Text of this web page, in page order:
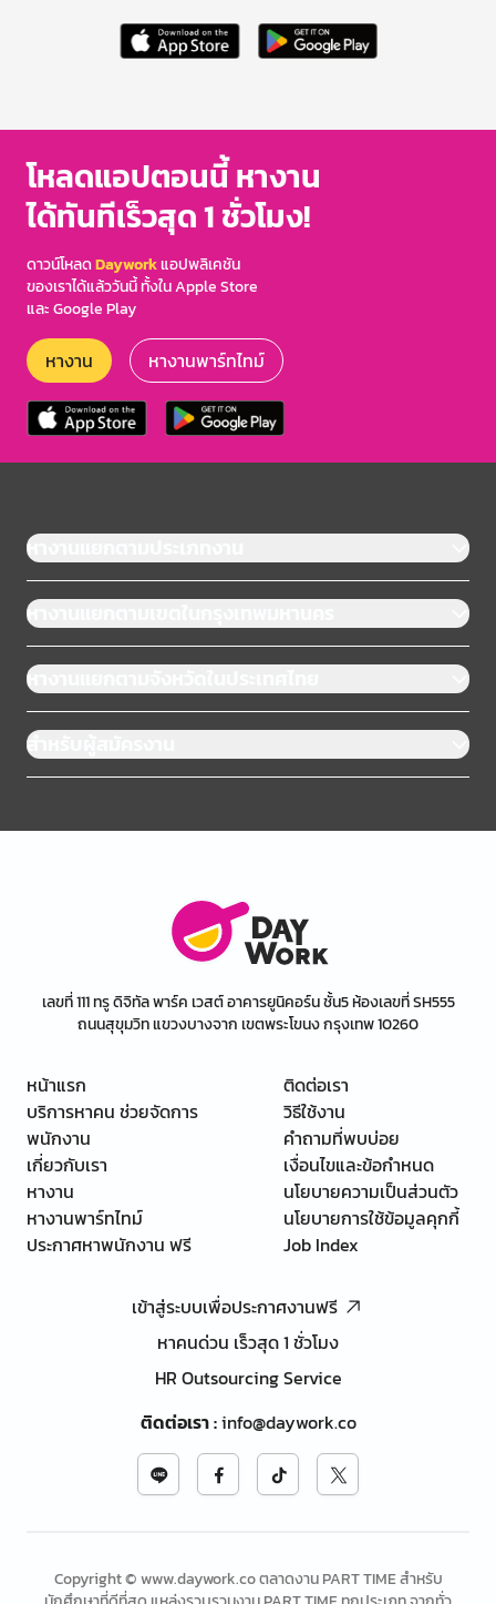
โหลดแอปตอนนี้ หางาน
ได้ทันทีเร็วสุด 1 ชั่วโมง!
ดาวน์โหลดDayworkแอปพลิเคชัน
ของเราได้แล้ววันนี้ ทั้งใน Apple Store
และ Google Play
หางาน หางานพาร์ทไทม์
หางานแยกตามประเภทงาน
หางานแยกตามเขตในกรุงเทพมหานคร
หางานแยกตามจังหวัดในประเทศไทย
สำหรับผู้สมัครงาน
เลขที่ 111 ทรู ดิจิทัล พาร์ค เวสต์ อาคารยูนิคอร์น ชั้น5 ห้องเลขที่ SH555
ถนนสุขุมวิท แขวงบางจาก เขตพระโขนง กรุงเทพ 10260
หน้าแรก
บริการหาคน ช่วยจัดการ
พนักงาน
เกี่ยวกับเรา
หางาน
หางานพาร์ทไทม์
ประกาศหาพนักงาน ฟรี
ติดต่อเรา
วิธีใช้งาน
คำถามที่พบบ่อย
เงื่อนไขและข้อกำหนด
นโยบายความเป็นส่วนตัว
นโยบายการใช้ข้อมูลคุกกี้
Job Index
เข้าสู่ระบบเพื่อประกาศงานฟรี
หาคนด่วน เร็วสุด 1 ชั่วโมง
HR Outsourcing Service
ติดต่อเรา:info@daywork.co
Copyright © www.daywork.co ตลาดงาน PART TIME สำหรับ